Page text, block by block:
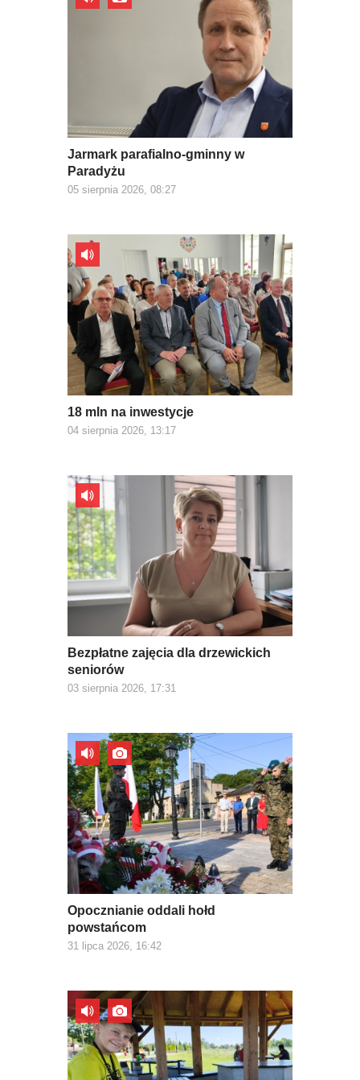
Jarmark parafialno-gminny w
Paradyżu
05 sierpnia 2026, 08:27
18 mln na inwestycje
04 sierpnia 2026, 13:17
Bezpłatne zajęcia dla drzewickich
seniorów
03 sierpnia 2026, 17:31
Opocznianie oddali hołd
powstańcom
31 lipca 2026, 16:42